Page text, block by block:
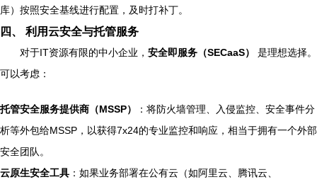
库）按照安全基线进行配置，及时打补丁。
四、 利用云安全与托管服务
对于IT资源有限的中小企业， 安全即服务（SECaaS）
是理想选择。
可以考虑：
托管安全服务提供商（MSSP）
：将防火墙管理、入侵监控、安全事件分
析等外包给MSSP，以获得7x24的专业监控和响应，相当于拥有一个外部
安全团队。
云原生安全工具 ：如果业务部署在公有云（如阿里云、腾讯云、